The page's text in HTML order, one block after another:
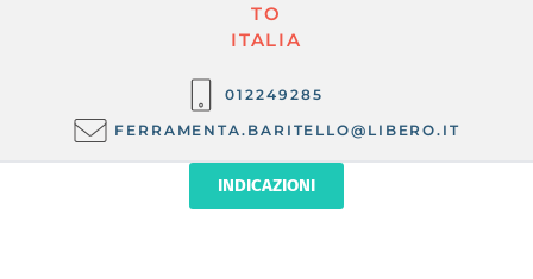
TO
ITALIA
012249285
FERRAMENTA.BARITELLO@LIBERO.IT
INDICAZIONI